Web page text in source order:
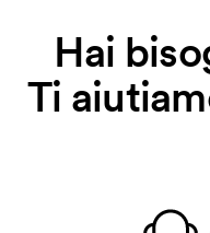
Hai
Ti